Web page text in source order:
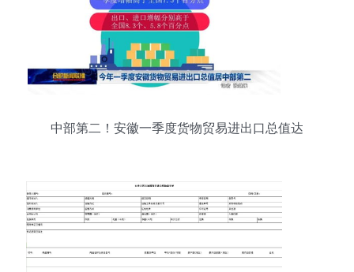
中部第二！安徽一季度货物贸易进出口总值达